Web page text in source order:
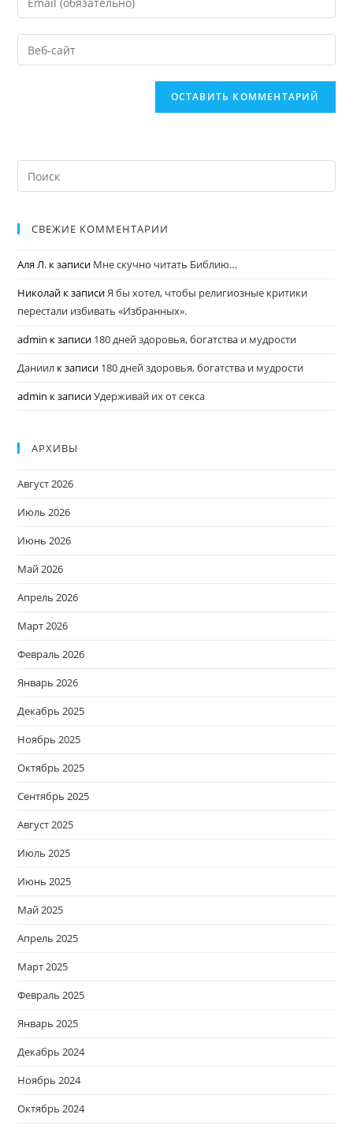
СВЕЖИЕ КОММЕНТАРИИ
Аля Л. к записи Мне скучно читать Библию…
Николай к записиЯ бы хотел, чтобы религиозные критики
перестали избивать «Избранных».
admin к записи 180 дней здоровья, богатства и мудрости
Даниил к записи 180 дней здоровья, богатства и мудрости
admin к записиУдерживай их от секса
АРХИВЫ
Август 2026
Июль 2026
Июнь 2026
Май 2026
Апрель 2026
Март 2026
Февраль 2026
Январь 2026
Декабрь 2025
Ноябрь 2025
Октябрь 2025
Сентябрь 2025
Август 2025
Июль 2025
Июнь 2025
Май 2025
Апрель 2025
Март 2025
Февраль 2025
Январь 2025
Декабрь 2024
Ноябрь 2024
Октябрь 2024